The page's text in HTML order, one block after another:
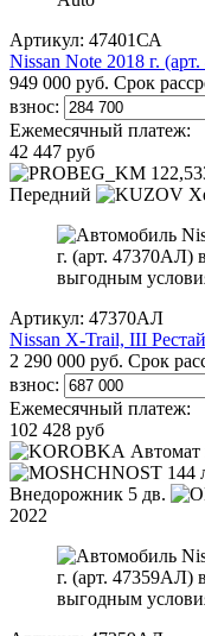
Артикул: 47401СА
Nissan Note 2018 г.
949 000 руб. Срок
взнос:
Ежемесячный платеж:
42 447 руб
Передний
Артикул: 47370АЛ
Nissan X-Trail, III
2 290 000 руб. Срок
взнос:
Ежемесячный платеж:
102 428 руб
Автомат
144
Внедорожник 5 дв.
2022